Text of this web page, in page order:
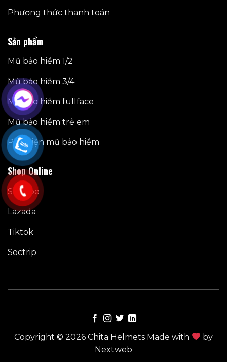
Phương thức thanh toán
Sản phẩm
Mũ bảo hiểm 1/2
Mũ bảo hiểm 3/4
Mũ bảo hiểm fullface
Mũ bảo hiểm trẻ em
Phụ kiện mũ bảo hiểm
Shop Online
Shoppe
Lazada
Tiktok
Soctrip
Copyright © 2026 Chita Helmets Made with
by
Nextweb